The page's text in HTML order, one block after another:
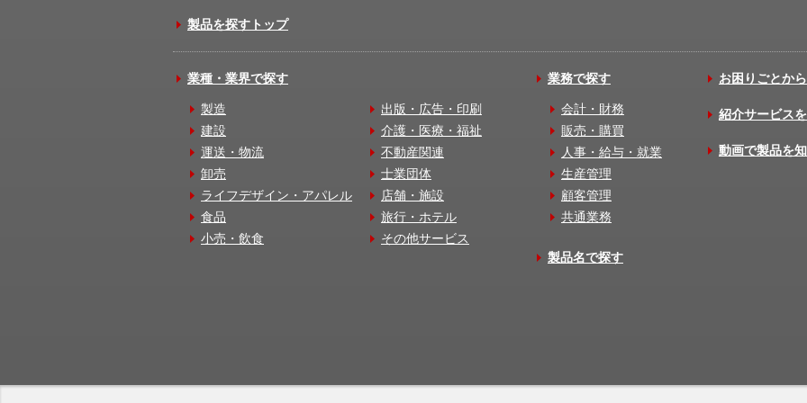
製品を探すトップ
業種・業界で探す
製造
建設
運送・物流
卸売
ライフデザイン・アパレル
食品
小売・飲食
出版・広告・印刷
介護・医療・福祉
不動産関連
士業団体
店舗・施設
旅行・ホテル
その他サービス
業務で探す
会計・財務
販売・購買
人事・給与・就業
生産管理
顧客管理
共通業務
製品名で探す
お困りごとか
紹介サービス
動画で製品を